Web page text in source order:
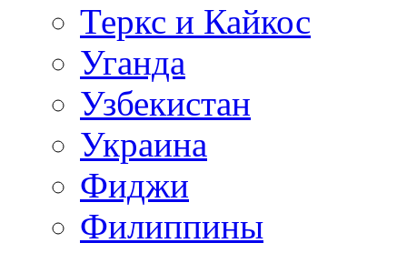
Теркс и Кайкос
Уганда
Узбекистан
Украина
Фиджи
Филиппины